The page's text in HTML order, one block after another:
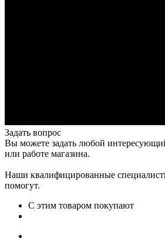
Задать вопрос
Вы можете задать любой
или работе магазина.
Наши квалифицированные
помогут.
С этим товаром покупают